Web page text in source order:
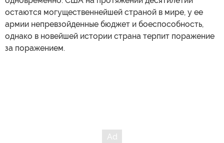
остаются могущественнейшей страной в мире, у ее
армии непревзойденные бюджет и боеспособность,
однако в новейшей истории страна терпит поражение
за поражением.